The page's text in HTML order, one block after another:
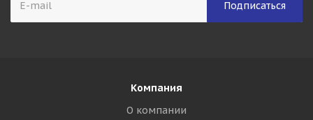
Компания
О компании